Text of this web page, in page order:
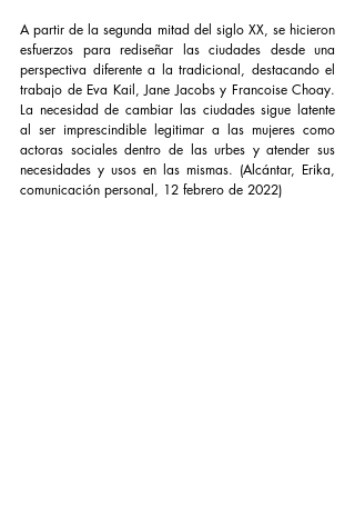
A partir de la segunda mitad del siglo XX, se hicieron
esfuerzos para rediseñar las ciudades desde una
perspectiva diferente a la tradicional, destacando el
trabajo de Eva Kail, Jane Jacobs y Francoise Choay.
La necesidad de cambiar las ciudades sigue latente
al ser imprescindible legitimar a las mujeres como
actoras sociales dentro de las urbes y atender sus
necesidades y usos en las mismas. (Alcántar, Erika,
comunicación personal, 12 febrero de 2022)